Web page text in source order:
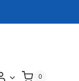
0